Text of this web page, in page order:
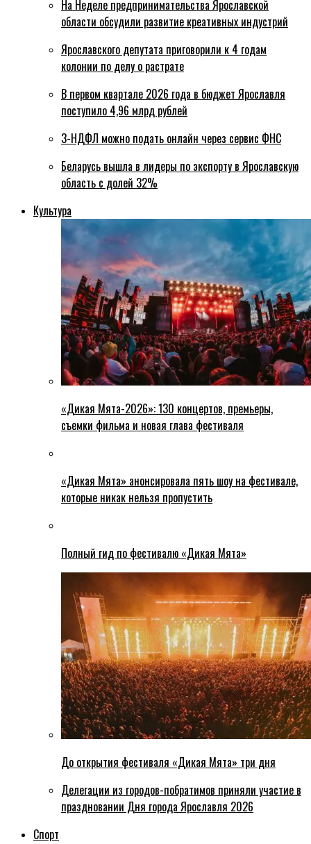
На Неделе предпринимательства Ярославской
области обсудили развитие креативных индустрий
Ярославского депутата приговорили к 4 годам
колонии по делу о растрате
В первом квартале 2026 года в бюджет Ярославля
поступило 4,96 млрд рублей
3-НДФЛ можно подать онлайн через сервис ФНС
Беларусь вышла в лидеры по экспорту в Ярославскую
область с долей 32%
Культура
«Дикая Мята-2026»: 130 концертов, премьеры,
съемки фильма и новая глава фестиваля
«Дикая Мята» анонсировала пять шоу на фестивале,
которые никак нельзя пропустить
Полный гид по фестивалю «Дикая Мята»
До открытия фестиваля «Дикая Мята» три дня
Делегации из городов-побратимов приняли участие в
праздновании Дня города Ярославля 2026
Спорт